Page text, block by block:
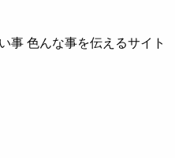
事 色んな事を伝えるサイト